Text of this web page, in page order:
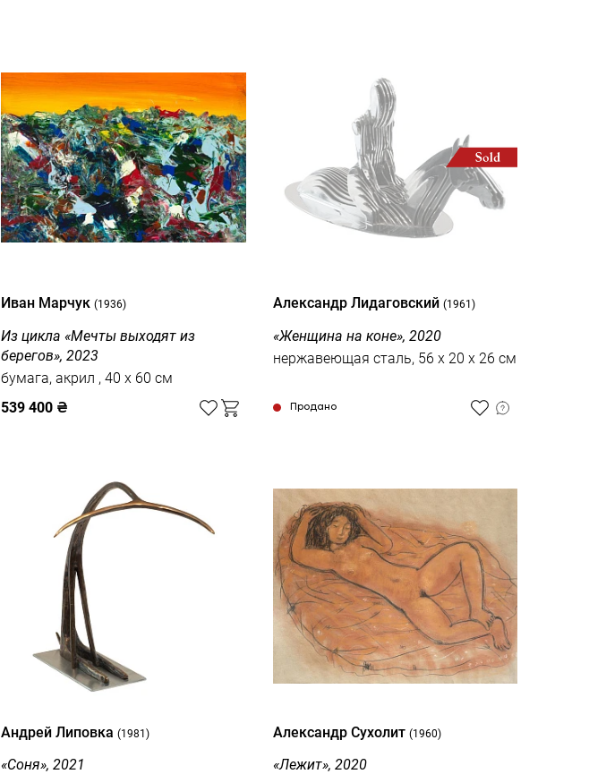
Иван Марчук(1936)
Из цикла «Мечты выходят из
берегов», 2023
бумага, акрил , 40 x 60 см
539 400 ₴
Александр Лидаговский (1961)
«Женщина на коне», 2020
нержавеющая сталь, 56 х 20 х 26 см
Продано
Андрей Липовка(1981)
«Соня», 2021
Александр Сухолит (1960)
«Лежит», 2020